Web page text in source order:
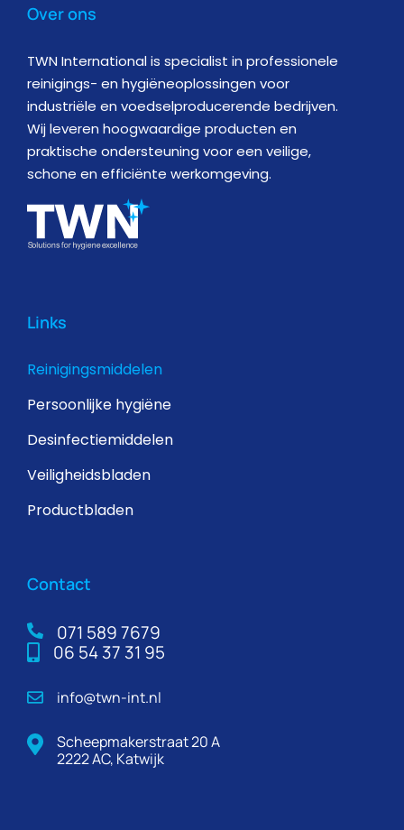
Over ons
TWN International is specialist in professionele
reinigings- en hygiëneoplossingen voor
industriële en voedselproducerende bedrijven.
Wij leveren hoogwaardige producten en
praktische ondersteuning voor een veilige,
schone en efficiënte werkomgeving.
Links
Reinigingsmiddelen
Persoonlijke hygiëne
Desinfectiemiddelen
Veiligheidsbladen
Productbladen
Contact
071 589 7679
06 54 37 31 95
info@twn-int.nl
Scheepmakerstraat 20 A
2222 AC, Katwijk